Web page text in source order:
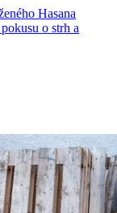
Hasana
o strh a